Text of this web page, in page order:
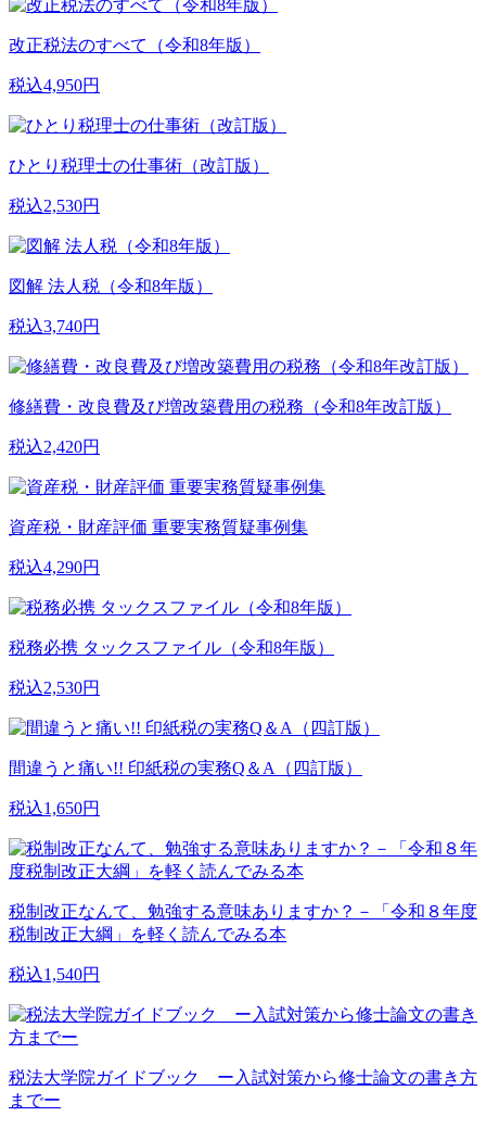
改正税法のすべて（令和8年版）
税込4,950円
ひとり税理士の仕事術（改訂版）
税込2,530円
図解 法人税（令和8年版）
税込3,740円
修繕費・改良費及び増改築費用の税務（令和8年改訂版）
税込2,420円
資産税・財産評価 重要実務質疑事例集
税込4,290円
税務必携 タックスファイル（令和8年版）
税込2,530円
間違うと痛い!! 印紙税の実務Q＆A（四訂版）
税込1,650円
税制改正なんて、勉強する意味ありますか？－「令和８年度
税制改正大綱」を軽く読んでみる本
税込1,540円
税法大学院ガイドブック ー入試対策から修士論文の書き方
までー